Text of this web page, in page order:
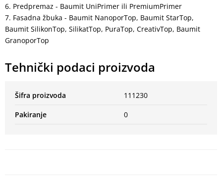
Predpremaz - Baumit UniPrimer ili PremiumPrimer
Fasadna žbuka - Baumit NanoporTop, Baumit StarTop,
Baumit SilikonTop, SilikatTop, PuraTop, CreativTop, Baumit
GranoporTop
Tehnički podaci proizvoda
Šifra proizvoda 111230
Pakiranje 0